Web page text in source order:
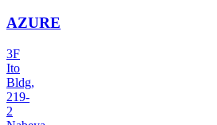
AZURE
3F
Ito
Bldg,
219-
2